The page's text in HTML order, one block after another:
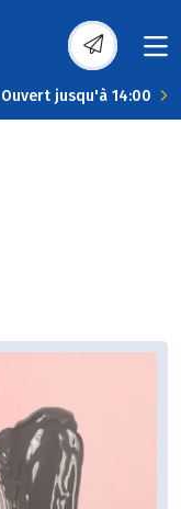
Ouvert jusqu'à 14:00